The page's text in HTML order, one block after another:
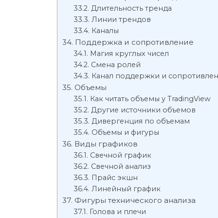
Длительность тренда
Линии трендов
Каналы
Поддержка и сопротивление
Магия круглых чисел
Смена ролей
Канал поддержки и
Объемы
Как читать объемы у TradingView
Другие источники объемов
Дивергенция по объемам
Объемы и фигуры
Виды графиков
Свечной график
Свечной анализ
Прайс экшн
Линейный график
Фигуры технического анализа
Голова и плечи